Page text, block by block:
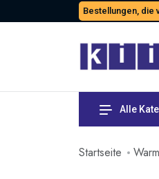
Bestellungen, die
Alle
Startseite